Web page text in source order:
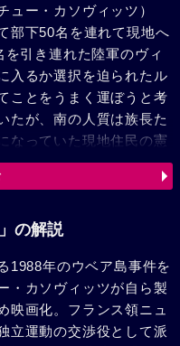
ュー・カソヴィッツ）
部下50名を連れて現地へ
引き連れた陸軍のヴィ
入るか選択を迫られたル
ことをうまく運ぼうと考
たが、南の人質は族長た
なっていた現地住民の憲
のゴサナに連れ去られた
ダー、アルフォンス・デ
ー、そして検事代理の
アンコーニの交渉は失
ちに捕まってしまう。ル
洞窟でディアヌと接触、
ュは、サミーの協力も得
の解説
1988年のウベア島事件を
・カソヴィッツが自ら製
映画化。フランス領ニュ
立運動の交渉役として派